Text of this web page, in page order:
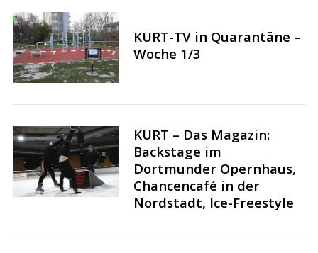
KURT-TV in Quarantäne –
Woche 1/3
KURT – Das Magazin:
Backstage im
Dortmunder Opernhaus,
Chancencafé in der
Nordstadt, Ice-Freestyle